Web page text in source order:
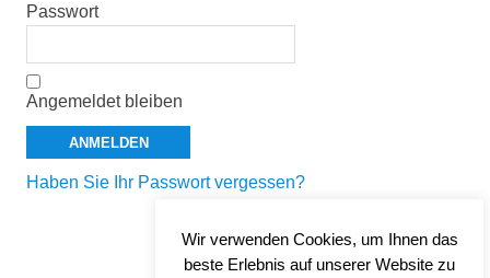
Passwort
Angemeldet bleiben
Haben Sie Ihr Passwort vergessen?
Wir verwenden Cookies, um Ihnen das
beste Erlebnis auf unserer Website zu